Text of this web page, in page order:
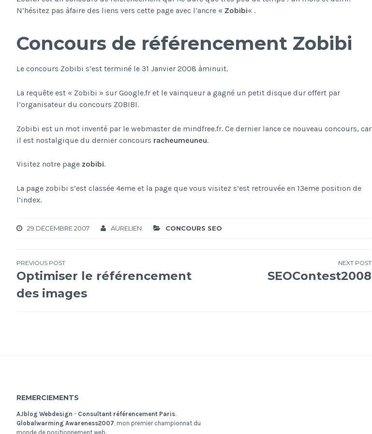
N’hésitez pas àfaire des liens vers cette page avec l’ancre « Zobibi« .
Concours de référencement Zobibi
Le concours Zobibi s’est terminé le 31 Janvier 2008 àminuit.
La requête est « Zobibi » sur Google.fr et le vainqueur a gagné un petit disque dur offert par
l’organisateur du concours ZOBIBI.
Zobibi est un mot inventé par le webmaster de mindfree.fr. Ce dernier lance ce nouveau concours, car
il est nostalgique du dernier concours racheumeuneu.
Visitez notre page zobibi.
La page zobibi s’est classée 4eme et la page que vous visitez s’est retrouvée en 13eme position de
l’index.
29 DÉCEMBRE 2007 AURELIEN CONCOURS SEO
Navigation
de
PREVIOUS POST
Optimiser le référencement
des images
NEXT POST
SEOContest2008
REMERCIEMENTS
AJblog Webdesign - Consultant référencement Paris.
Globalwarming Awareness2007 , mon premier championnat du
monde de positionnement web.